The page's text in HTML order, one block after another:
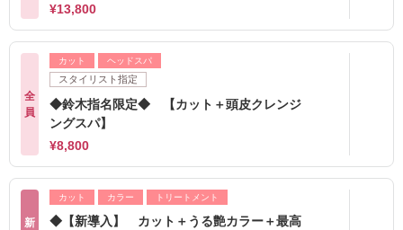
¥13,800
全
員
カット ヘッドスパ
スタイリスト指定
◆鈴木指名限定◆ 【カット＋頭皮クレンジ
ングスパ】
¥8,800
新
カット カラー トリートメント
◆【新導入】 カット＋うる艶カラー＋最高